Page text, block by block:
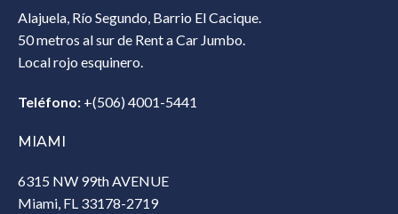
Alajuela, Río Segundo, Barrio El Cacique.
50 metros al sur de Rent a Car Jumbo.
Local rojo esquinero.
Teléfono: +(506) 4001-5441
MIAMI
6315 NW 99th AVENUE
Miami, FL 33178-2719